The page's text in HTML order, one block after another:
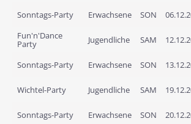
Sonntags-Party Erwachsene SON
Fun'n'Dance
Party Jugendliche SAM
Sonntags-Party Erwachsene SON
Wichtel-Party Jugendliche SAM
Sonntags-Party Erwachsene SON